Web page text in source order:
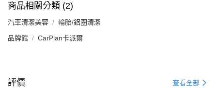
商品相關分類 (2)
汽車清潔美容 輪胎/鋁圈清潔
品牌館 CarPlan卡派爾
評價 查看全部